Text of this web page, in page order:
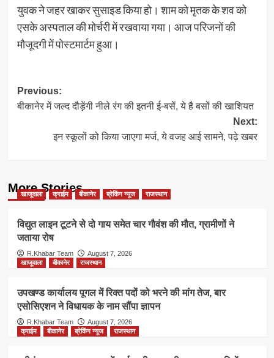
युवक ने जहर खाकर सुसाइड किया हो। शाम को मृतक के शव को
एसके अस्पताल की मोर्चरी में रखवाया गया। आज परिजनों की
मौजूदगी में पोस्टमार्टम हुआ।
Post
navigation
Previous:
बीकानेर में जल्द दौड़ेंगी नीले रंग की इतनी ई-बसें, ये है बसों की खाशियत
Next:
इन स्कूलों को किया जाएगा मर्ज, ये वजह आई सामने, पढ़े खबर
More Stories
खाजूवाला क्राईम बीकानेर ब्रेकिंग न्यूज राजस्थान
विद्युत लाइन टूटने से दो गाय समेत चार गौवंश की मौत, ग्रामीणों ने
जताया रोष
R.Khabar Team
August 7, 2026
खाजूवाला
बीकानेर राजस्थान
उपखण्ड कार्यालय पूगल में रिक्त पदों को भरने की मांग तेज, बार
एसोसिएशन ने विधायक के नाम सौंपा ज्ञापन
R.Khabar Team
August 7, 2026
क्राईम
बीकानेर ब्रेकिंग न्यूज राजस्थान